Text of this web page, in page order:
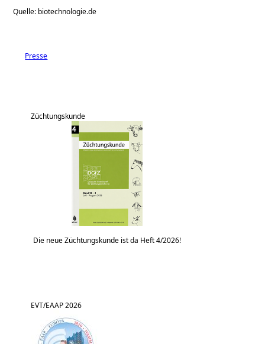
Quelle: biotechnologie.de
Presse
Züchtungskunde
Die neue Züchtungskunde ist da Heft 4/2026!
EVT/EAAP 2026